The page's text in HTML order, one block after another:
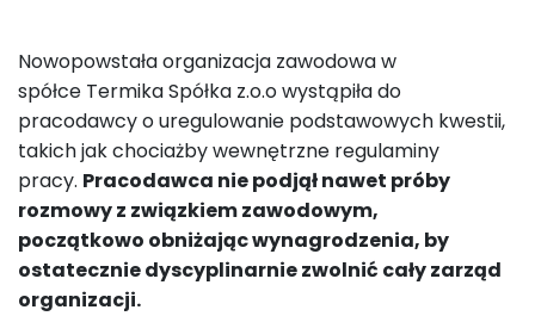
Nowopowstała organizacja zawodowa w
spółce Termika Spółka z.o.owystąpiła do
pracodawcy o uregulowanie podstawowych kwestii,
takich jak chociażby wewnętrzne regulaminy
pracy. Pracodawca nie podjął nawet próby
rozmowy z związkiem zawodowym,
początkowo obniżając wynagrodzenia, by
ostatecznie dyscyplinarnie zwolnić cały zarząd
organizacji.